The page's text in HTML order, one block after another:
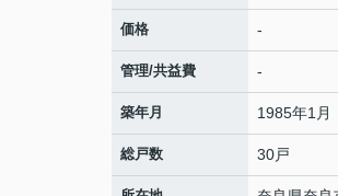
価格 -
管理/共益費 -
築年月 1985年1月
総戸数 30戸